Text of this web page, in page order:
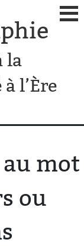
la
l’Ère
au mot
ou